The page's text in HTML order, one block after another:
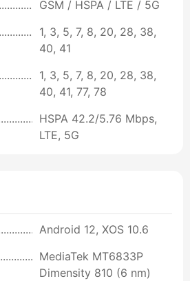
GSM / HSPA / LTE / 5G
1, 3, 5, 7, 8, 20, 28, 38,
40, 41
1, 3, 5, 7, 8, 20, 28, 38,
40, 41, 77, 78
HSPA 42.2/5.76 Mbps,
LTE, 5G
Android 12, XOS 10.6
MediaTek MT6833P
Dimensity 810 (6 nm)